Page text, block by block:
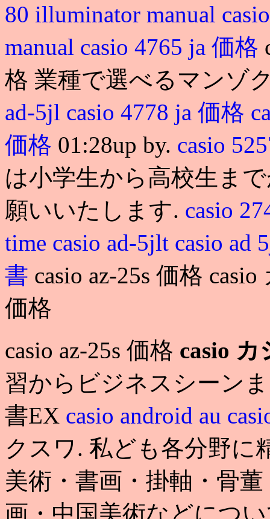
80 illuminator manual
manual casio 4765 ja 価格
格 業種で選べるマンゾ
ad-5jl casio 4778 ja 価格
価格 01:28up by. casio
は小学生から高校生ま
願いいたします. casio
time casio ad-5jlt casio ad
書 casio az-25s 価格
価格
casio az-25s 価格 casio
習からビジネスシーン
書EX casio android au
クスワ. 私ども各分野に
美術・書画・掛軸・骨
画・中国美術などにつ